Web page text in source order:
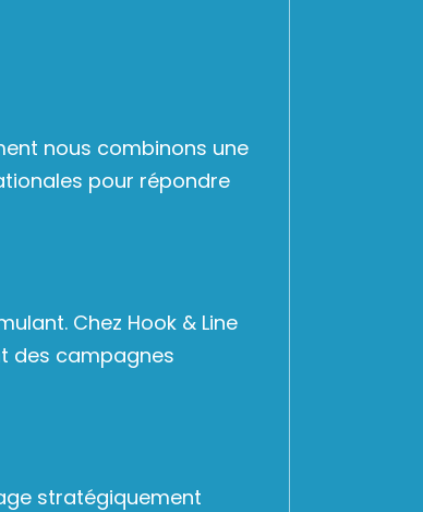
nous combinons une
pour répondre
Chez Hook & Line
des campagnes
stratégiquement